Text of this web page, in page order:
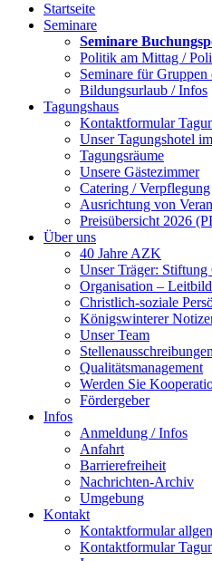
Startseite
Seminare
Seminare
Politik am Mittag /
Seminare für
Bildungsurlaub / Infos
Tagungshaus
Kontaktformular
Unser Tagungshotel
Tagungsräume
Unsere Gästezimmer
Catering / Verpflegung
Ausrichtung von
Preisübersicht 2026
Über uns
40 Jahre AZK
Unser Träger: Stiftung
Organisation –
Christlich-soziale
Königswinterer
Unser Team
Stellenausschreibungen
Qualitätsmanagement
Werden Sie
Fördergeber
Infos
Anmeldung / Infos
Anfahrt
Barrierefreiheit
Nachrichten-Archiv
Umgebung
Kontakt
Kontaktformular
Kontaktformular